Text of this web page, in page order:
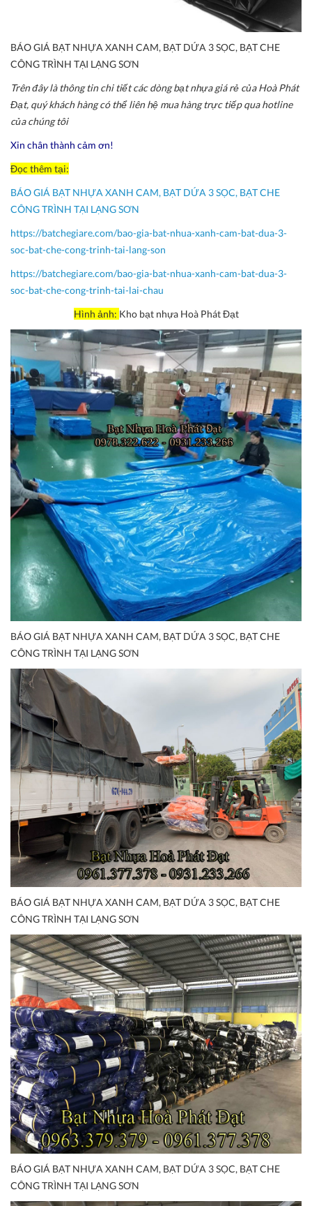
BÁO GIÁ BẠT NHỰA XANH CAM, BẠT DỨA 3 SỌC, BẠT CHE
CÔNG TRÌNH TẠI LẠNG SƠN
Trên đây là thông tin chi tiết các dòng bạt nhựa giá rẻ của Hoà Phát
Đạt, quý khách hàng có thể liên hệ mua hàng trực tiếp qua hotline
của chúng tôi
Xin chân thành cảm ơn!
Đọc thêm tại:
BÁO GIÁ BẠT NHỰA XANH CAM, BẠT DỨA 3 SỌC, BẠT CHE
CÔNG TRÌNH TẠI LẠNG SƠN
https://batchegiare.com/bao-gia-bat-nhua-xanh-cam-bat-dua-3-
soc-bat-che-cong-trinh-tai-lang-son
https://batchegiare.com/bao-gia-bat-nhua-xanh-cam-bat-dua-3-
soc-bat-che-cong-trinh-tai-lai-chau
Hình ảnh: Kho bạt nhựa Hoà Phát Đạt
BÁO GIÁ BẠT NHỰA XANH CAM, BẠT DỨA 3 SỌC, BẠT CHE
CÔNG TRÌNH TẠI LẠNG SƠN
BÁO GIÁ BẠT NHỰA XANH CAM, BẠT DỨA 3 SỌC, BẠT CHE
CÔNG TRÌNH TẠI LẠNG SƠN
BÁO GIÁ BẠT NHỰA XANH CAM, BẠT DỨA 3 SỌC, BẠT CHE
CÔNG TRÌNH TẠI LẠNG SƠN